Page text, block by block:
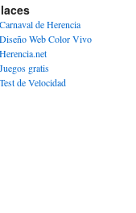
Carnaval de Herencia
Diseño Web Color Vivo
Herencia.net
Juegos gratis
Test de Velocidad